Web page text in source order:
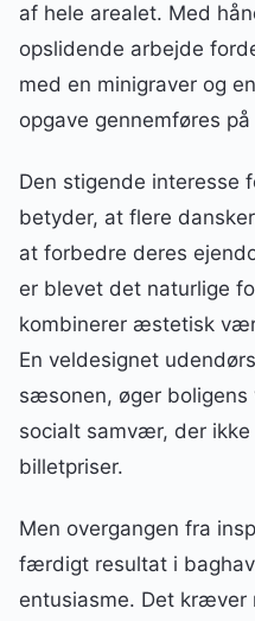
af hele arealet. Med
opslidende arbejde
med en minigraver og
opgave gennemføres
Den stigende interesse
betyder, at flere
at forbedre deres
er blevet det naturlige
kombinerer æstetisk
En veldesignet
sæsonen, øger
socialt samvær, der
billetpriser.
Men overgangen fra
færdigt resultat i
entusiasme. Det